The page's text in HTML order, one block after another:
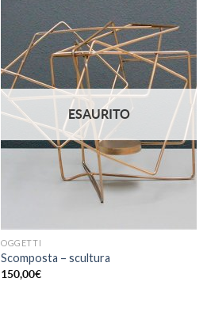
Aggiungi
alla lista
dei
desideri
ESAURITO
OGGETTI
Scomposta – scultura
150,00€